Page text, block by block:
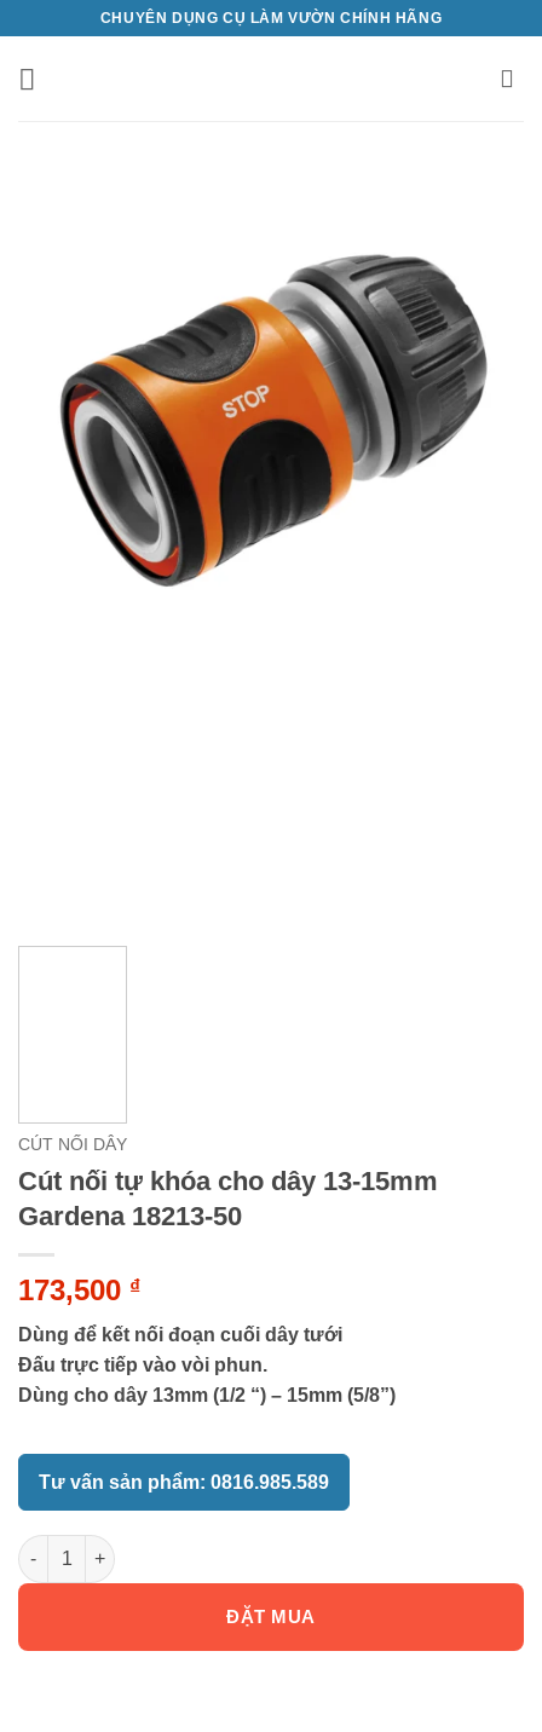
nội
CHUYÊN DỤNG CỤ LÀM VƯỜN CHÍNH HÃNG
CÚT NỐI DÂY
Cút nối tự khóa cho dây 13-15mm
Gardena 18213-50
173,500 ₫
Dùng để kết nối đoạn cuối dây tưới
Đấu trực tiếp vào vòi phun.
Dùng cho dây 13mm (1/2 “) – 15mm (5/8”)
Tư vấn sản phẩm: 0816.985.589
Cút nối tự khóa cho dây 13-15mm Gardena 18213-50 số lượng
ĐẶT MUA